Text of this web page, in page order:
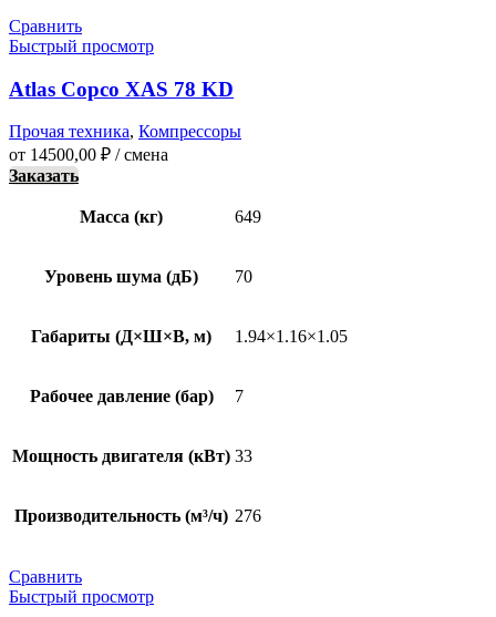
Сравнить
Быстрый просмотр
Atlas Copco XAS 78 KD
Прочая техника, Компрессоры
от 14500,00 ₽ / смена
Заказать
Масса (кг) 649
Уровень шума (дБ) 70
Габариты (Д×Ш×В, м) 1.94×1.16×1.05
Рабочее давление (бар) 7
Мощность двигателя (кВт) 33
Производительность (м³/ч) 276
Сравнить
Быстрый просмотр